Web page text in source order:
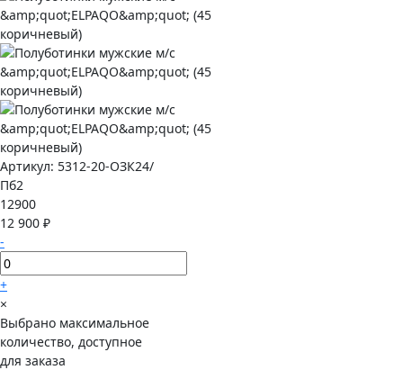
Артикул: 5312-20-ОЗК24/
Пб2
12900
12 900 ₽
-
+
×
Выбрано максимальное
количество, доступное
для заказа